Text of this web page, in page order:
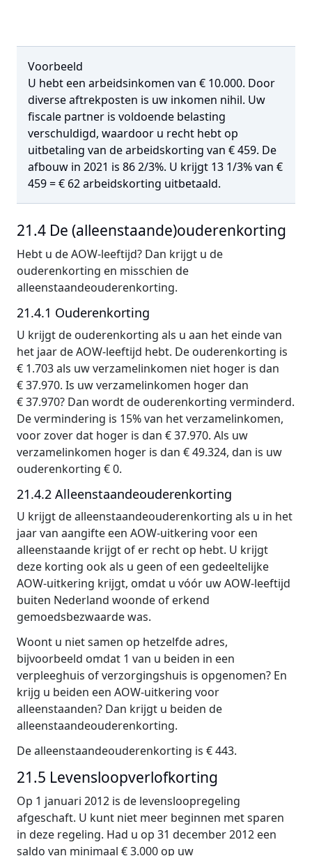
Voorbeeld
U hebt een arbeidsinkomen van € 10.000. Door
diverse aftrekposten is uw inkomen nihil. Uw
fiscale partner is voldoende belasting
verschuldigd, waardoor u recht hebt op
uitbetaling van de arbeidskorting van € 459. De
afbouw in 2021 is 86 2/3%. U krijgt 13 1/3% van €
459 = € 62 arbeidskorting uitbetaald.
21.4 De (alleenstaande)ouderenkorting
Hebt u de AOW-leeftijd? Dan krijgt u de
ouderenkorting en misschien de
alleenstaandeouderenkorting.
21.4.1 Ouderenkorting
U krijgt de ouderenkorting als u aan het einde van
het jaar de AOW-leeftijd hebt. De ouderenkorting is
€ 1.703 als uw verzamelinkomen niet hoger is dan
€ 37.970. Is uw verzamelinkomen hoger dan
€ 37.970? Dan wordt de ouderenkorting verminderd.
De vermindering is 15% van het verzamelinkomen,
voor zover dat hoger is dan € 37.970. Als uw
verzamelinkomen hoger is dan € 49.324, dan is uw
ouderenkorting € 0.
21.4.2 Alleenstaandeouderenkorting
U krijgt de alleenstaandeouderenkorting als u in het
jaar van aangifte een AOW-uitkering voor een
alleenstaande krijgt of er recht op hebt. U krijgt
deze korting ook als u geen of een gedeeltelijke
AOW-uitkering krijgt, omdat u vóór uw AOW-leeftijd
buiten Nederland woonde of erkend
gemoedsbezwaarde was.
Woont u niet samen op hetzelfde adres,
bijvoorbeeld omdat 1 van u beiden in een
verpleeghuis of verzorgingshuis is opgenomen? En
krijg u beiden een AOW-uitkering voor
alleenstaanden? Dan krijgt u beiden de
alleenstaandeouderenkorting.
De alleenstaandeouderenkorting is € 443.
21.5 Levensloopverlofkorting
Op 1 januari 2012 is de levensloopregeling
afgeschaft. U kunt niet meer beginnen met sparen
in deze regeling. Had u op 31 december 2012 een
saldo van minimaal € 3.000 op uw